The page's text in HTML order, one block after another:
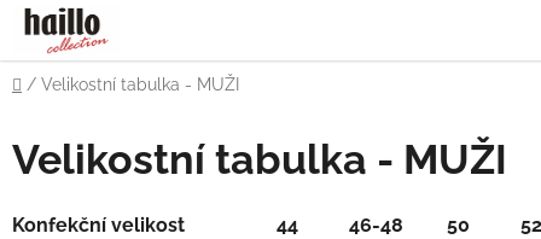
Přejít
obsah
Domů
/ Velikostní tabulka - MUŽI
Velikostní tabulka - MUŽI
Konfekční velikost 44 46-48 50